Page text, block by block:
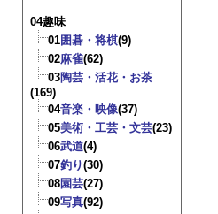
04趣味
01囲碁・将棋(9)
02麻雀(62)
03陶芸・活花・お茶
(169)
04音楽・映像(37)
05美術・工芸・文芸(23)
06武道(4)
07釣り(30)
08園芸(27)
09写真(92)